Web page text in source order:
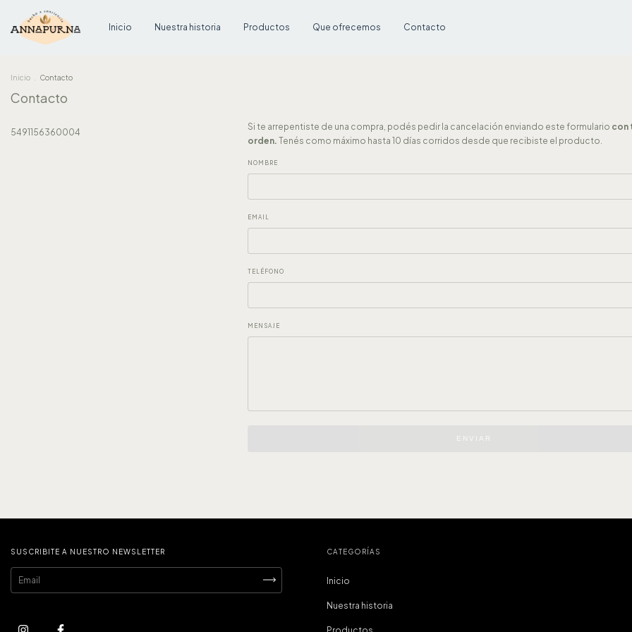
Inicio Nuestra historia Productos Que ofrecemos Contacto
Inicio Contacto
Contacto
5491156360004
Si te arrepentiste de una compra, podés pedir la cancelación enviando este formulario con
orden. Tenés como máximo hasta 10 días corridos desde que recibiste el producto.
NOMBRE
EMAIL
TELÉFONO
MENSAJE
ENVIAR
SUSCRIBITE A NUESTRO NEWSLETTER CATEGORÍAS
Inicio
Nuestra historia